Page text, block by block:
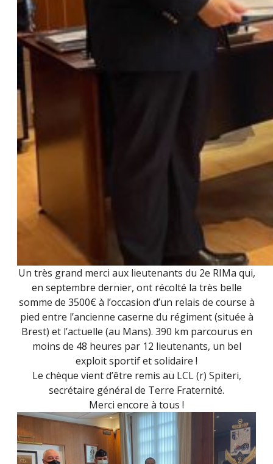
Un très grand merci aux lieutenants du 2e RIMa qui,
en septembre dernier, ont récolté la très belle
somme de 3500€ à l’occasion d’un relais de course à
pied entre l’ancienne caserne du régiment (située à
Brest) et l’actuelle (au Mans). 390 km parcourus en
moins de 48 heures par 12 lieutenants, un bel
exploit sportif et solidaire !
Le chèque vient d’être remis au LCL (r) Spiteri,
secrétaire général de Terre Fraternité.
Merci encore à tous !